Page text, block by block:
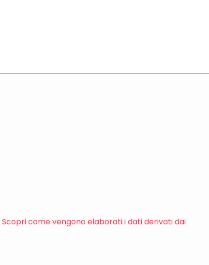
Scopri come vengono elaborati i dati derivati dai